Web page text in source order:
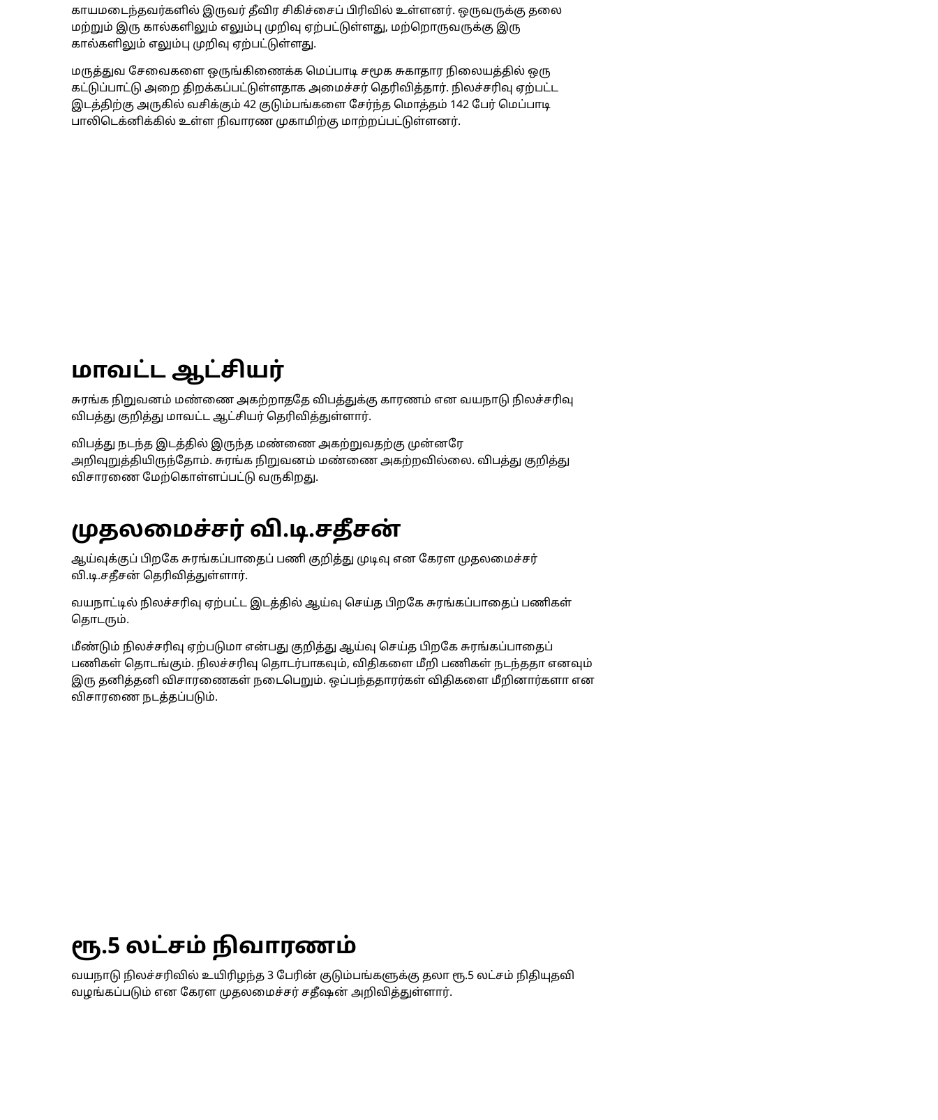
காயமடைந்தவர்களில் இருவர் தீவிர சிகிச்சைப் பிரிவில் உள்ளனர். ஒருவருக்கு தலை
மற்றும் இரு கால்களிலும் எலும்பு முறிவு ஏற்பட்டுள்ளது, மற்றொருவருக்கு இரு
கால்களிலும் எலும்பு முறிவு ஏற்பட்டுள்ளது.
மருத்துவ சேவைகளை ஒருங்கிணைக்க மெப்பாடி சமூக சுகாதார நிலையத்தில் ஒரு
கட்டுப்பாட்டு அறை திறக்கப்பட்டுள்ளதாக அமைச்சர் தெரிவித்தார். நிலச்சரிவு ஏற்பட்ட
இடத்திற்கு அருகில் வசிக்கும் 42 குடும்பங்களை சேர்ந்த மொத்தம் 142 பேர் மெப்பாடி
பாலிடெக்னிக்கில் உள்ள நிவாரண முகாமிற்கு மாற்றப்பட்டுள்ளனர்.
மாவட்ட ஆட்சியர்
சுரங்க நிறுவனம் மண்ணை அகற்றாததே விபத்துக்கு காரணம் என வயநாடு நிலச்சரிவு
விபத்து குறித்து மாவட்ட ஆட்சியர் தெரிவித்துள்ளார்.
விபத்து நடந்த இடத்தில் இருந்த மண்ணை அகற்றுவதற்கு முன்னரே
அறிவுறுத்தியிருந்தோம். சுரங்க நிறுவனம் மண்ணை அகற்றவில்லை. விபத்து குறித்து
விசாரணை மேற்கொள்ளப்பட்டு வருகிறது.
முதலமைச்சர் வி.டி.சதீசன்
ஆய்வுக்குப் பிறகே சுரங்கப்பாதைப் பணி குறித்து முடிவு என கேரள முதலமைச்சர்
வி.டி.சதீசன் தெரிவித்துள்ளார்.
வயநாட்டில் நிலச்சரிவு ஏற்பட்ட இடத்தில் ஆய்வு செய்த பிறகே சுரங்கப்பாதைப் பணிகள்
தொடரும்.
மீண்டும் நிலச்சரிவு ஏற்படுமா என்பது குறித்து ஆய்வு செய்த பிறகே சுரங்கப்பாதைப்
பணிகள் தொடங்கும். நிலச்சரிவு தொடர்பாகவும், விதிகளை மீறி பணிகள் நடந்ததா எனவும்
இரு தனித்தனி விசாரணைகள் நடைபெறும். ஒப்பந்ததாரர்கள் விதிகளை மீறினார்களா என
விசாரணை நடத்தப்படும்.
ரூ.5 லட்சம் நிவாரணம்
வயநாடு நிலச்சரிவில் உயிரிழந்த 3 பேரின் குடும்பங்களுக்கு தலா ரூ.5 லட்சம் நிதியுதவி
வழங்கப்படும் என கேரள முதலமைச்சர் சதீஷன் அறிவித்துள்ளார்.